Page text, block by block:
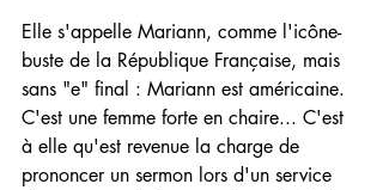
Elle s'appelle Mariann, comme l'icône-
buste de la République Française, mais
sans "e" final : Mariann est américaine.
C'est une femme forte en chaire... C'est
à elle qu'est revenue la charge de
prononcer un sermon lors d'un service